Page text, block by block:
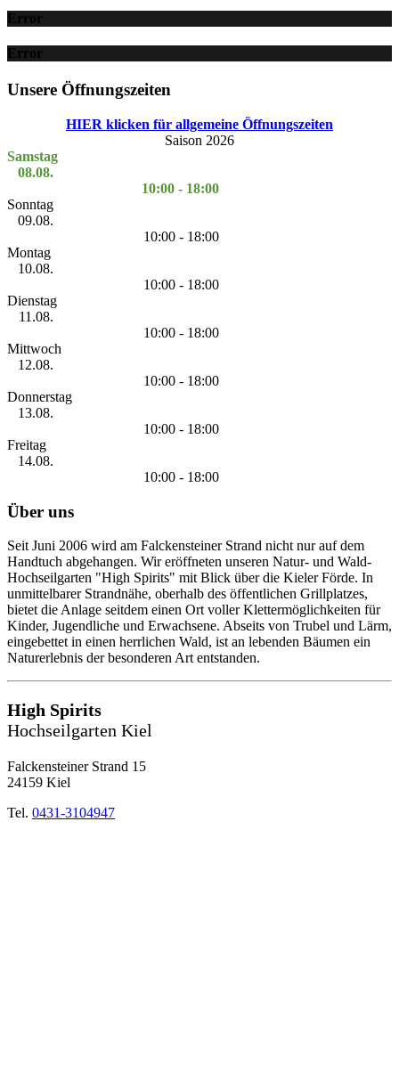
Error
Error
Unsere Öffnungszeiten
HIER klicken für allgemeine Öffnungszeiten
Saison 2026
Samstag
08.08.
10:00 - 18:00
Sonntag
09.08.
10:00 - 18:00
Montag
10.08.
10:00 - 18:00
Dienstag
11.08.
10:00 - 18:00
Mittwoch
12.08.
10:00 - 18:00
Donnerstag
13.08.
10:00 - 18:00
Freitag
14.08.
10:00 - 18:00
Über uns
Seit Juni 2006 wird am Falckensteiner Strand nicht nur auf dem
Handtuch abgehangen. Wir eröffneten unseren Natur- und Wald-
Hochseilgarten "High Spirits" mit Blick über die Kieler Förde. In
unmittelbarer Strandnähe, oberhalb des öffentlichen Grillplatzes,
bietet die Anlage seitdem einen Ort voller Klettermöglichkeiten für
Kinder, Jugendliche und Erwachsene. Abseits von Trubel und Lärm,
eingebettet in einen herrlichen Wald, ist an lebenden Bäumen ein
Naturerlebnis der besonderen Art entstanden.
High Spirits
Hochseilgarten Kiel
Falckensteiner Strand 15
24159 Kiel
Tel. 0431-3104947